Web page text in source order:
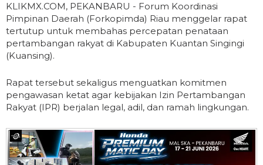
KLIKMX.COM, PEKANBARU - Forum Koordinasi
Pimpinan Daerah (Forkopimda) Riau menggelar rapat
tertutup untuk membahas percepatan penataan
pertambangan rakyat di Kabupaten Kuantan Singingi
(Kuansing).
Rapat tersebut sekaligus menguatkan komitmen
pengawasan ketat agar kebijakan Izin Pertambangan
Rakyat (IPR) berjalan legal, adil, dan ramah lingkungan.